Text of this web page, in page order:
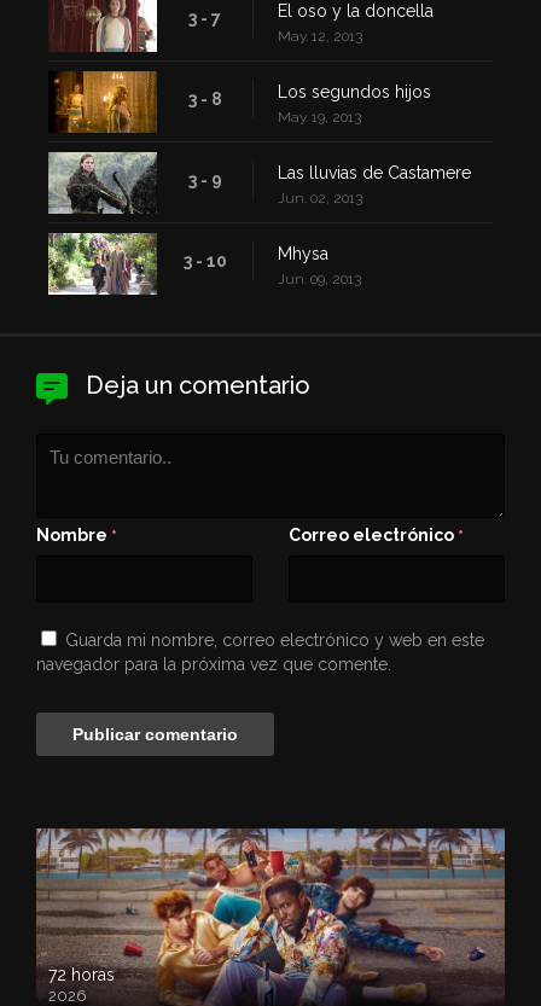
3 - 7 El oso y la doncella
May. 12, 2013
3 - 8 Los segundos hijos
May. 19, 2013
3 - 9 Las lluvias de Castamere
Jun. 02, 2013
3 - 10 Mhysa
Jun. 09, 2013
Deja un comentario
Nombre * Correo electrónico *
Guarda mi nombre, correo electrónico y web en este
navegador para la próxima vez que comente.
72 horas
2026